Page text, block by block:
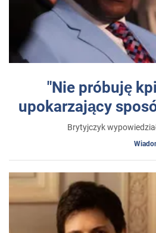
"Nie próbuję
upokarzający
Brytyjczyk